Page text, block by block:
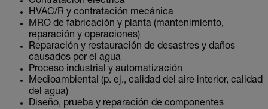
HVAC/R y contratación mecánica
MRO de fabricación y planta (mantenimiento,
reparación y operaciones)
Reparación y restauración de desastres y daños
causados por el agua
Proceso industrial y automatización
Medioambiental (p. ej., calidad del aire interior, calidad
del agua)
Diseño, prueba y reparación de componentes